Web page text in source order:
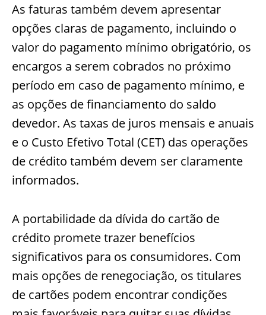
As faturas também devem apresentar
opções claras de pagamento, incluindo o
valor do pagamento mínimo obrigatório, os
encargos a serem cobrados no próximo
período em caso de pagamento mínimo, e
as opções de financiamento do saldo
devedor. As taxas de juros mensais e anuais
e o Custo Efetivo Total (CET) das operações
de crédito também devem ser claramente
informados.
A portabilidade da dívida do cartão de
crédito promete trazer benefícios
significativos para os consumidores. Com
mais opções de renegociação, os titulares
de cartões podem encontrar condições